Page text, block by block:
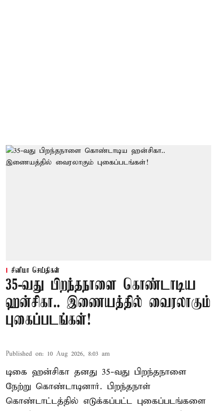
சினிமா செய்திகள்
35-வது பிறந்தநாளை கொண்டாடிய
ஹன்சிகா.. இணையத்தில் வைரலாகும்
புகைப்படங்கள்!
Published on: 10 Aug 2026, 8:03 am
டிகை ஹன்சிகா தனது 35-வது பிறந்தநாளை
நேற்று கொண்டாடினார். பிறந்தநாள்
கொண்டாட்டத்தில் எடுக்கப்பட்ட புகைப்படங்களை